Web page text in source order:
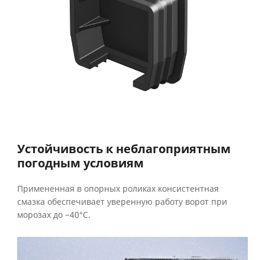
Устойчивость к неблагоприятным
погодным условиям
Примененная в опорных роликах консистентная
смазка обеспечивает уверенную работу ворот при
морозах до −40°C.